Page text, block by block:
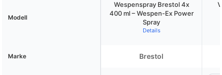
Modell
Wespenspray Brestol 4x
400 ml – Wespen-Ex Power
Spray
Details
Marke Brestol